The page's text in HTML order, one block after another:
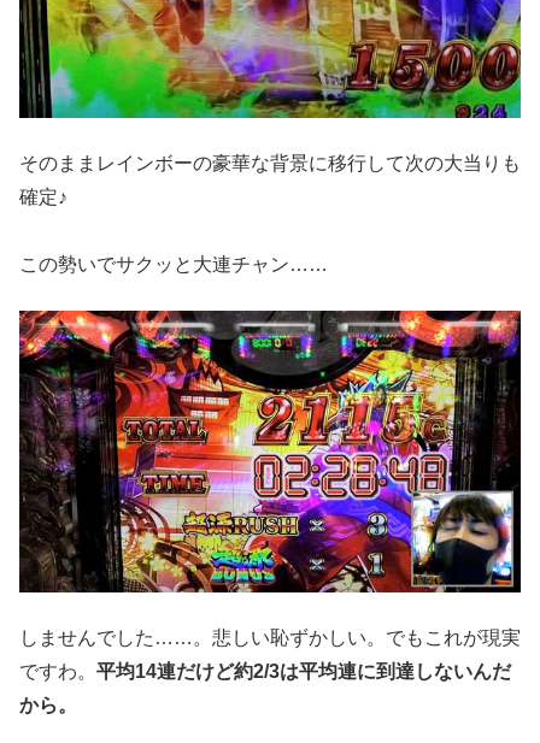
そのままレインボーの豪華な背景に移行して次の大当りも
確定♪
この勢いでサクッと大連チャン……
しませんでした……。悲しい恥ずかしい。でもこれが現実
ですわ。 平均14連だけど約2/3は平均連に到達しないんだ
から。